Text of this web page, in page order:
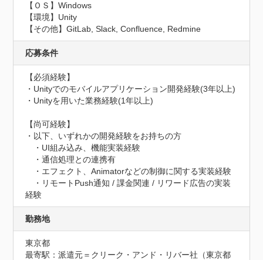
【ＯＳ】Windows
【環境】Unity
【その他】GitLab, Slack, Confluence, Redmine
応募条件
【必須経験】
・Unityでのモバイルアプリケーション開発経験(3年以上)
・Unityを用いた業務経験(1年以上)
【尚可経験】
・以下、いずれかの開発経験をお持ちの方
・UI組み込み、機能実装経験
・通信処理との連携有
・エフェクト、Animatorなどの制御に関する実装経験
・リモートPush通知 / 課金関連 / リワード広告の実装
経験
勤務地
東京都
最寄駅：派遣元＝クリーク・アンド・リバー社（東京都